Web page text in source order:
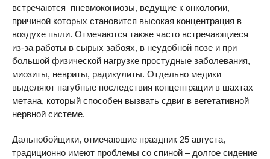
встречаются пневмокониозы, ведущие к онкологии,
причиной которых становится высокая концентрация в
воздухе пыли. Отмечаются также часто встречающиеся
из-за работы в сырых забоях, в неудобной позе и при
большой физической нагрузке простудные заболевания,
миозиты, невриты, радикулиты. Отдельно медики
выделяют пагубные последствия концентрации в шахтах
метана, который способен вызвать сдвиг в вегетативной
нервной системе.
Дальнобойщики, отмечающие праздник 25 августа,
традиционно имеют проблемы со спиной – долгое сидение